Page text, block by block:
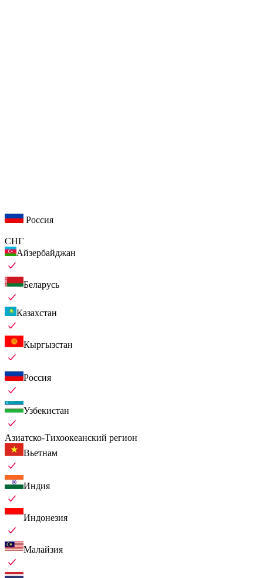
Россия
СНГ
Айзербайджан
Беларусь
Казахстан
Кыргызстан
Россия
Узбекистан
Азиатско-Тихоокеанский регион
Вьетнам
Индия
Индонезия
Малайзия